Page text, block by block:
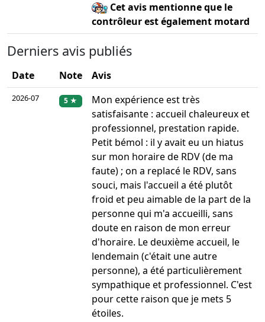
Cet avis mentionne que le
contrôleur est également motard
Derniers avis publiés
Date Note Avis
2026-07 5 ★
Mon expérience est très
satisfaisante : accueil chaleureux et
professionnel, prestation rapide.
Petit bémol : il y avait eu un hiatus
sur mon horaire de RDV (de ma
faute) ; on a replacé le RDV, sans
souci, mais l'accueil a été plutôt
froid et peu aimable de la part de la
personne qui m'a accueilli, sans
doute en raison de mon erreur
d'horaire. Le deuxième accueil, le
lendemain (c'était une autre
personne), a été particulièrement
sympathique et professionnel. C'est
pour cette raison que je mets 5
étoiles.